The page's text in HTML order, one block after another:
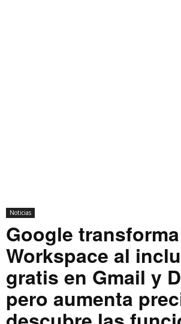
Noticias
Google transforma
Workspace al
gratis en Gmail y
pero aumenta